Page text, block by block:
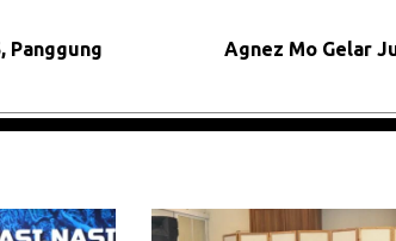
Panggung
Agnez Mo Gelar